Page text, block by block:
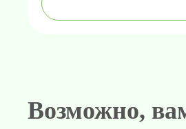
Возможно,